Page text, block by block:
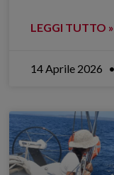
LEGGI TUTTO »
14 Aprile 2026